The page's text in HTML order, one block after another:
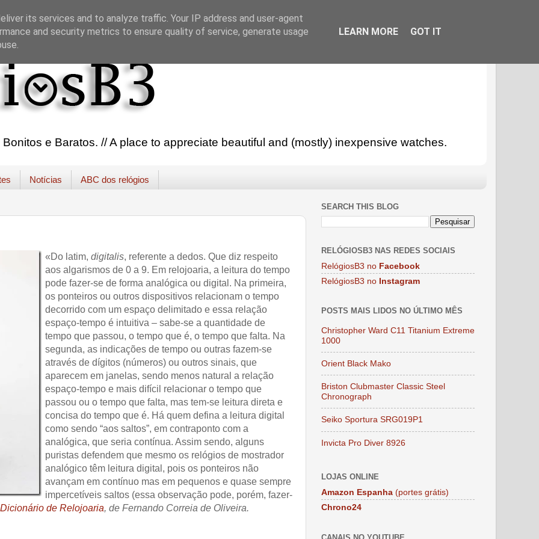
e Baratos. // A place to appreciate beautiful and (mostly) inexpensive watches.
Notícias ABC dos relógios
«Do latim, digitalis, referente a dedos. Que diz respeito
aos algarismos de 0 a 9. Em relojoaria, a leitura do tempo
pode fazer-se de forma analógica ou digital. Na primeira,
os ponteiros ou outros dispositivos relacionam o tempo
decorrido com um espaço delimitado e essa relação
espaço-tempo é intuitiva – sabe-se a quantidade de
tempo que passou, o tempo que é, o tempo que falta. Na
segunda, as indicações de tempo ou outras fazem-se
através de dígitos (números) ou outros sinais, que
aparecem em janelas, sendo menos natural a relação
espaço-tempo e mais difícil relacionar o tempo que
passou ou o tempo que falta, mas tem-se leitura direta e
concisa do tempo que é. Há quem defina a leitura digital
como sendo “aos saltos”, em contraponto com a
analógica, que seria contínua. Assim sendo, alguns
puristas defendem que mesmo os relógios de mostrador
analógico têm leitura digital, pois os ponteiros não
avançam em contínuo mas em pequenos e quase sempre
impercetíveis saltos (essa observação pode, porém, fazer-
Dicionário de Relojoaria, de Fernando Correia de Oliveira.
SEARCH THIS BLOG
RELÓGIOSB3 NAS REDES SOCIAIS
RelógiosB3 no Facebook
RelógiosB3 no Instagram
POSTS MAIS LIDOS NO ÚLTIMO MÊS
Christopher Ward C11 Titanium Extreme
1000
Orient Black Mako
Briston Clubmaster Classic Steel
Chronograph
Seiko Sportura SRG019P1
Invicta Pro Diver 8926
LOJAS ONLINE
Amazon Espanha (portes grátis)
Chrono24
its services and to analyze traffic. Your IP address and user-agent
and security metrics to ensure quality of service, generate usage
LEARN MORE GOT IT